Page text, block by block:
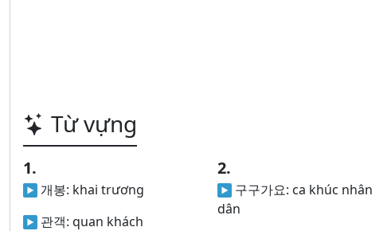
Từ vựng
1.
개봉: khai trương
관객: quan khách
2.
구구가요: ca khúc nhân
dân